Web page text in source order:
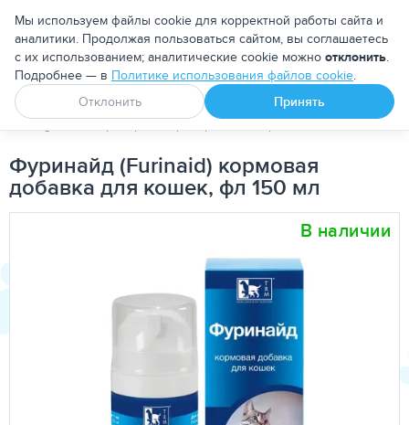
Москва
Апоквел Ветмедин От блох и клещей
PetDog Ветеринарные препараты При заболеваниях
Фуринайд (Furinaid) кормовая
добавка для кошек, фл 150 мл
В наличии
Мы используем файлы cookie для корректной работы сайта и
аналитики. Продолжая пользоваться сайтом, вы соглашаетесь
с их использованием; аналитические cookie можно отклонить.
Подробнее — в Политике использования файлов cookie.
Отклонить
Принять